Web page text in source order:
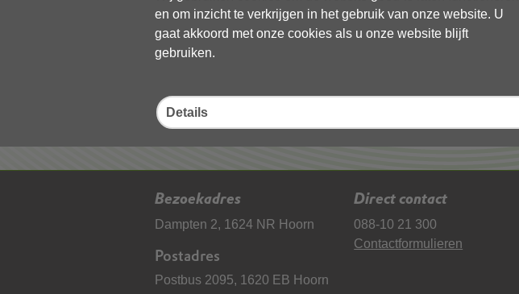
en om inzicht te verkrijgen in het gebruik van onze website. U
gaat akkoord met onze cookies als u onze website blijft
gebruiken.
Details
Deel deze pagina
Bezoekadres
Dampten 2, 1624 NR Hoorn
Postadres
Postbus 2095, 1620 EB Hoorn
Direct contact
088-10 21 300
Contactformulieren